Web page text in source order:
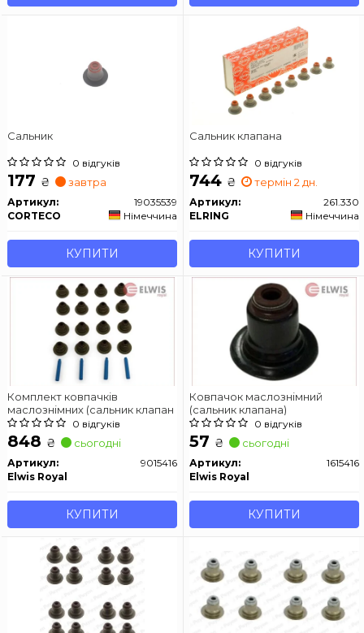
Сальник
0 відгуків
177 ₴ завтра
Артикул:
19035539
CORTECO
Німеччина
КУПИТИ
Сальник клапана
0 відгуків
744 ₴ термін 2 дн.
Артикул:
261.330
ELRING
Німеччина
КУПИТИ
Комплект ковпачків
маслознімних (сальник клапан
0 відгуків
848 ₴ сьогодні
Артикул:
9015416
Elwis Royal
КУПИТИ
Ковпачок маслознімний
(сальник клапана)
0 відгуків
57 ₴ сьогодні
Артикул:
1615416
Elwis Royal
КУПИТИ